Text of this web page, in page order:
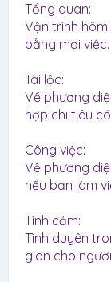
Tổng quan:
Vận trình
bằng mọi việc.
Tài lộc:
Về phương
hợp chi tiêu
Công việc:
Về phương
nếu bạn làm
Tình cảm:
Tình duyên
gian cho